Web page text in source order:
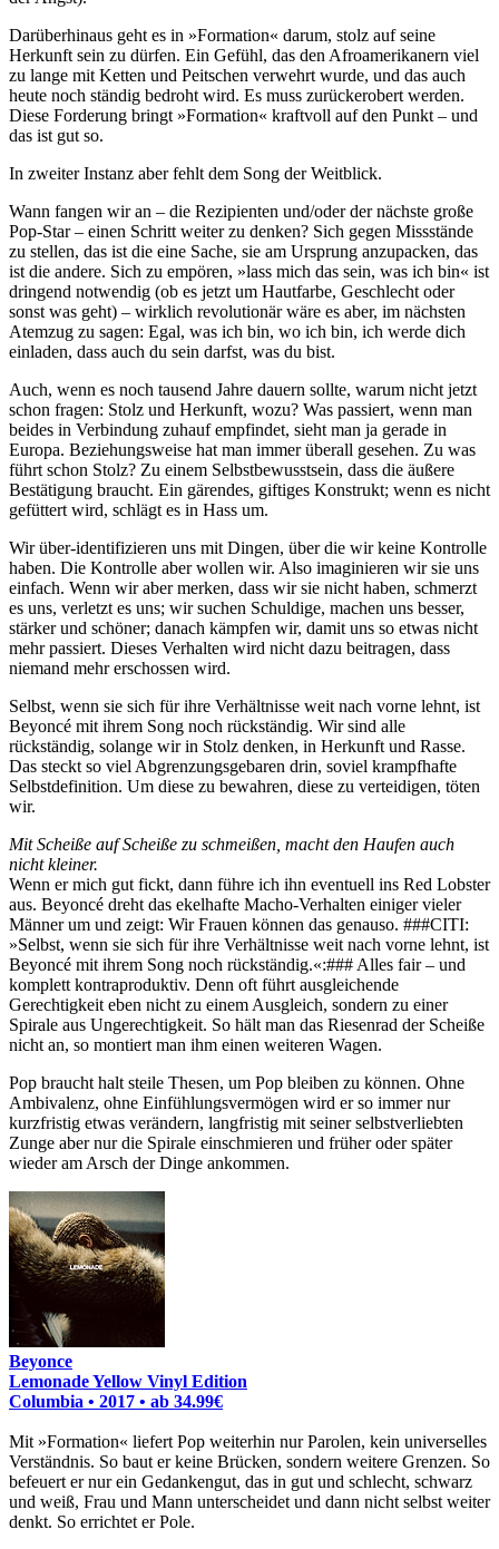
Darüberhinaus geht es in »Formation« darum, stolz auf seine
Herkunft sein zu dürfen. Ein Gefühl, das den Afroamerikanern viel
zu lange mit Ketten und Peitschen verwehrt wurde, und das auch
heute noch ständig bedroht wird. Es muss zurückerobert werden.
Diese Forderung bringt »Formation« kraftvoll auf den Punkt – und
das ist gut so.
In zweiter Instanz aber fehlt dem Song der Weitblick.
Wann fangen wir an – die Rezipienten und/oder der nächste große
Pop-Star – einen Schritt weiter zu denken? Sich gegen Missstände
zu stellen, das ist die eine Sache, sie am Ursprung anzupacken, das
ist die andere. Sich zu empören, »lass mich das sein, was ich bin« ist
dringend notwendig (ob es jetzt um Hautfarbe, Geschlecht oder
sonst was geht) – wirklich revolutionär wäre es aber, im nächsten
Atemzug zu sagen: Egal, was ich bin, wo ich bin, ich werde dich
einladen, dass auch du sein darfst, was du bist.
Auch, wenn es noch tausend Jahre dauern sollte, warum nicht jetzt
schon fragen: Stolz und Herkunft, wozu? Was passiert, wenn man
beides in Verbindung zuhauf empfindet, sieht man ja gerade in
Europa. Beziehungsweise hat man immer überall gesehen. Zu was
führt schon Stolz? Zu einem Selbstbewusstsein, dass die äußere
Bestätigung braucht. Ein gärendes, giftiges Konstrukt; wenn es nicht
gefüttert wird, schlägt es in Hass um.
Wir über-identifizieren uns mit Dingen, über die wir keine Kontrolle
haben. Die Kontrolle aber wollen wir. Also imaginieren wir sie uns
einfach. Wenn wir aber merken, dass wir sie nicht haben, schmerzt
es uns, verletzt es uns; wir suchen Schuldige, machen uns besser,
stärker und schöner; danach kämpfen wir, damit uns so etwas nicht
mehr passiert. Dieses Verhalten wird nicht dazu beitragen, dass
niemand mehr erschossen wird.
Selbst, wenn sie sich für ihre Verhältnisse weit nach vorne lehnt, ist
Beyoncé mit ihrem Song noch rückständig. Wir sind alle
rückständig, solange wir in Stolz denken, in Herkunft und Rasse.
Das steckt so viel Abgrenzungsgebaren drin, soviel krampfhafte
Selbstdefinition. Um diese zu bewahren, diese zu verteidigen, töten
wir.
Mit Scheiße auf Scheiße zu schmeißen, macht den Haufen auch
nicht kleiner.
Wenn er mich gut fickt, dann führe ich ihn eventuell ins Red Lobster
aus. Beyoncé dreht das ekelhafte Macho-Verhalten einiger vieler
Männer um und zeigt: Wir Frauen können das genauso. ###CITI:
»Selbst, wenn sie sich für ihre Verhältnisse weit nach vorne lehnt, ist
Beyoncé mit ihrem Song noch rückständig.«:### Alles fair – und
komplett kontraproduktiv. Denn oft führt ausgleichende
Gerechtigkeit eben nicht zu einem Ausgleich, sondern zu einer
Spirale aus Ungerechtigkeit. So hält man das Riesenrad der Scheiße
nicht an, so montiert man ihm einen weiteren Wagen.
Pop braucht halt steile Thesen, um Pop bleiben zu können. Ohne
Ambivalenz, ohne Einfühlungsvermögen wird er so immer nur
kurzfristig etwas verändern, langfristig mit seiner selbstverliebten
Zunge aber nur die Spirale einschmieren und früher oder später
wieder am Arsch der Dinge ankommen.
Beyonce
Lemonade Yellow Vinyl Edition
Columbia • 2017 • ab 34.99€
Mit »Formation« liefert Pop weiterhin nur Parolen, kein universelles
Verständnis. So baut er keine Brücken, sondern weitere Grenzen. So
befeuert er nur ein Gedankengut, das in gut und schlecht, schwarz
und weiß, Frau und Mann unterscheidet und dann nicht selbst weiter
denkt. So errichtet er Pole.